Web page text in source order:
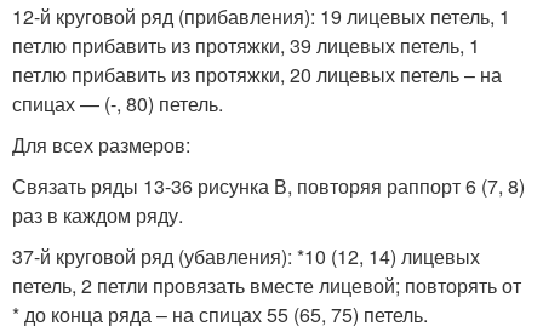
12-й круговой ряд (прибавления): 19 лицевых петель, 1
петлю прибавить из протяжки, 39 лицевых петель, 1
петлю прибавить из протяжки, 20 лицевых петель – на
спицах — (-, 80) петель.
Для всех размеров:
Связать ряды 13-36 рисунка В, повторяя раппорт 6 (7, 8)
раз в каждом ряду.
37-й круговой ряд (убавления): *10 (12, 14) лицевых
петель, 2 петли провязать вместе лицевой; повторять от
* до конца ряда – на спицах 55 (65, 75) петель.